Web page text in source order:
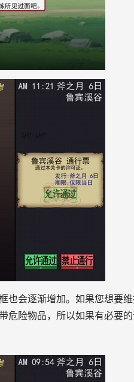
也会逐渐增加。如果您想要
危险物品，所以如果有必要